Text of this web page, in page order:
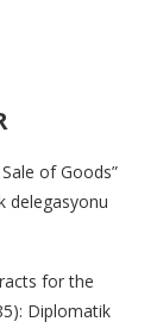
of Goods”
delegasyonu
for the
Diplomatik